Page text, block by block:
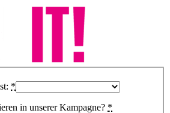
*
in unserer Kampagne? *